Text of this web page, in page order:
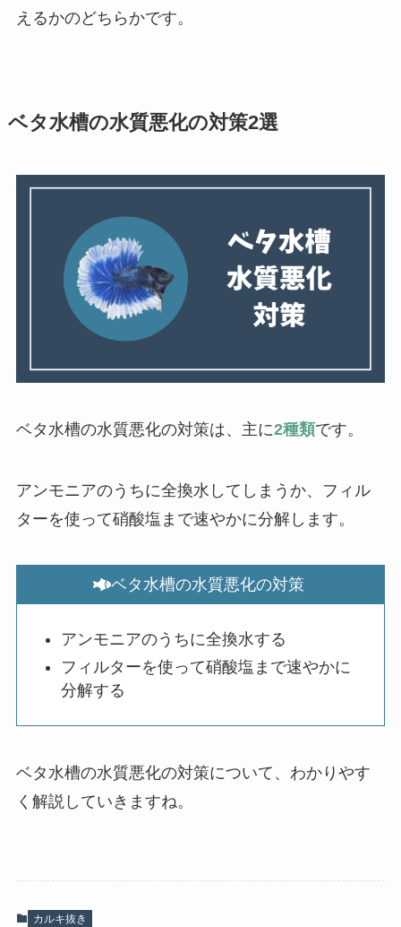
えるかのどちらかです。
ベタ水槽の水質悪化の対策2選
ベタ水槽の水質悪化の対策は、主に2種類です。
アンモニアのうちに全換水してしまうか、フィル
ターを使って硝酸塩まで速やかに分解します。
ベタ水槽の水質悪化の対策
アンモニアのうちに全換水する
フィルターを使って硝酸塩まで速やかに
分解する
ベタ水槽の水質悪化の対策について、わかりやす
く解説していきますね。
カルキ抜き